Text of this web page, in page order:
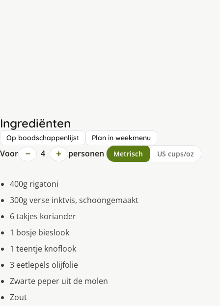
Ingrediënten
Op boodschappenlijst Plan in weekmenu
Voor − 4 + personen Metrisch US cups/oz
400g rigatoni
300g verse inktvis, schoongemaakt
6 takjes koriander
1 bosje bieslook
1 teentje knoflook
3 eetlepels olijfolie
Zwarte peper uit de molen
Zout